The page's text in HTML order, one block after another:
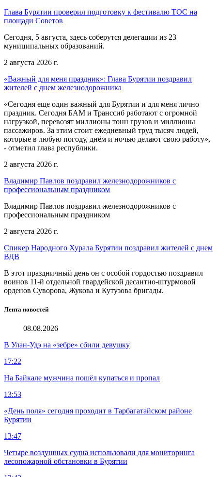
Глава Бурятии проверил подготовку к фестивалю ТОС на
площади Советов
Сегодня, 5 августа, здесь соберутся делегации из 23
муниципальных образований.
2 августа 2026 г.
«Важный для меня праздник»: Глава Бурятии поздравил
жителей с днем железнодорожника
«Сегодня еще один важный для Бурятии и для меня лично
праздник. Сегодня БАМ и Транссиб работают с огромной
нагрузкой, перевозят миллионы тонн грузов и миллионы
пассажиров. За этим стоит ежедневный труд тысяч людей,
которые в любую погоду, днём и ночью делают свою работу»,
- отметил глава республики.
2 августа 2026 г.
Владимир Павлов поздравил железнодорожников с
профессиональным праздником
Владимир Павлов поздравил железнодорожников с
профессиональным праздником
2 августа 2026 г.
Спикер Народного Хурала Бурятии поздравил жителей с днем
ВДВ
В этот праздничный день он с особой гордостью поздравил
воинов 11-й отдельной гвардейской десантно-штурмовой
орденов Суворова, Жукова и Кутузова бригады.
Лента новостей
08.08.2026
В Улан-Удэ на «зебре» сбили девушку
17:22
На Байкале мужчина пошёл купаться и пропал
13:53
«День поля» сегодня проходит в Тарбагатайском районе
Бурятии
13:47
Четыре воздушных судна использовали для мониторинга
лесопожарной обстановки в Бурятии